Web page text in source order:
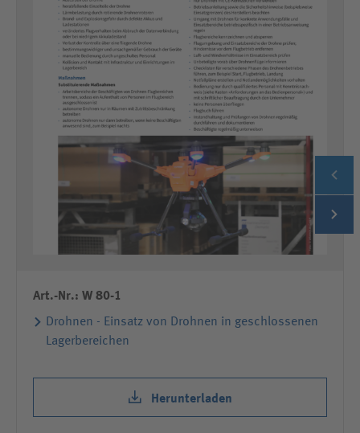
Art.-Nr.: W 80-1
Drohnen - Einsatz von Drohnen in geschlossenen
Lagerbereichen
Herunterladen